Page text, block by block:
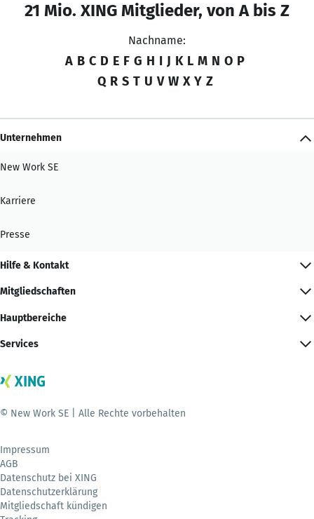
21 Mio. XING Mitglieder, von A bis Z
Nachname:
A B C D E F G H I J K L M N O P
Q R S T U V W X Y Z
Unternehmen
New Work SE
Karriere
Presse
Hilfe & Kontakt
Mitgliedschaften
Hauptbereiche
Services
© New Work SE | Alle Rechte vorbehalten
Impressum
AGB
Datenschutz bei XING
Datenschutzerklärung
Mitgliedschaft kündigen